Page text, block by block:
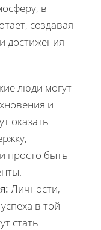
в
создавая
достижения
люди могут
и
оказать
просто быть
Личности,
в той
стать